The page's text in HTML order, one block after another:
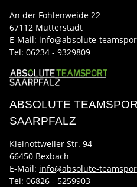
An der Fohlenweide 22
67112 Mutterstadt
E-Mail: info@absolute-
Tel: 06234 - 9329809
ABSOLUTE
SAARPFALZ
Kleinottweiler Str. 94
66450 Bexbach
E-Mail: info@absolute-
Tel: 06826 - 5259903